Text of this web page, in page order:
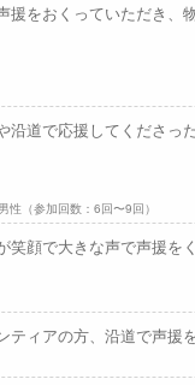
援をおくっていただき、
沿道で応援してくださ
（参加回数：6回〜9回）
笑顔で大きな声で声援
ティアの方、沿道で声援